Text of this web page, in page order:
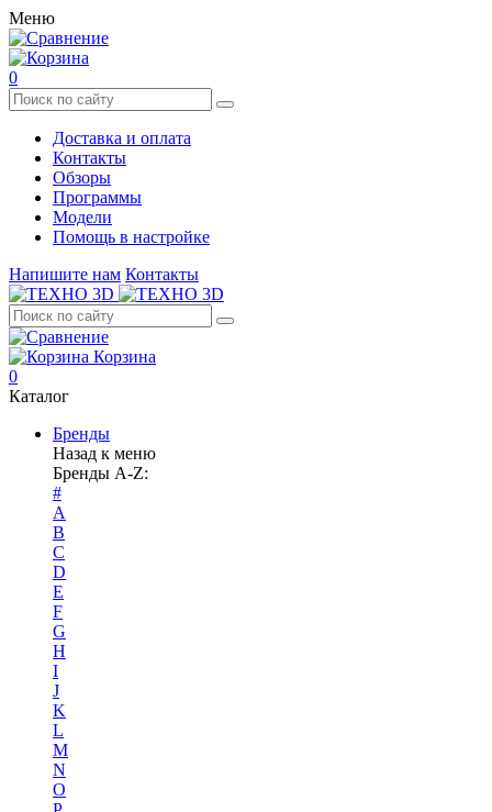
Меню
0
Доставка и оплата
Контакты
Обзоры
Программы
Модели
Помощь в настройке
Напишите нам Контакты
Корзина
0
Каталог
Бренды
Назад к меню
Бренды A-Z:
#
A
B
C
D
E
F
G
H
I
J
K
L
M
N
O